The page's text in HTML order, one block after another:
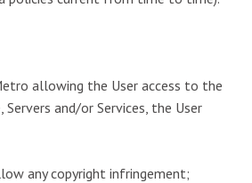
allowing the User access to the
and/or Services, the User
any copyright infringement;